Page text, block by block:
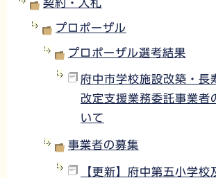
契約・入札
プロポーザル
プロポーザル選考結果
府中市学校施設改築・長
改定支援業務委託事業者
いて
事業者の募集
【更新】府中第五小学校